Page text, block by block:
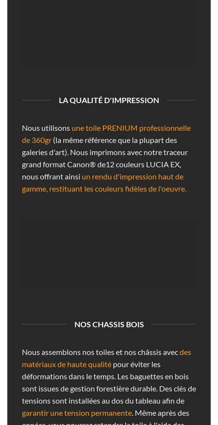
LA QUALITÉ D'IMPRESSION
Nous utilisons une toile PRENIUM professionnelle
de 360gr (la même référence que la plupart des
galeries d'art). Nous imprimons avec notre traceur
grand format Canon® de12 couleurs LUCIA EX,
nous offrant ainsi un rendu d'impression haut de
gamme, restituant les couleurs fidèles de l'oeuvre.
NOS CHASSIS BOIS
Nous assemblons nos toiles et nos châssis avecdes
matériaux de haute qualité pour éviter les
déformations dans le temps. Les baguettes en bois
sont issues de gestion forestière durable. Des clés de
tensions sont installées au dos du tableau afin de
garantir une tension permanente. Même après des